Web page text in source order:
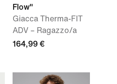
Flow"
Giacca Therma-FIT
ADV – Ragazzo/a
164,99 €